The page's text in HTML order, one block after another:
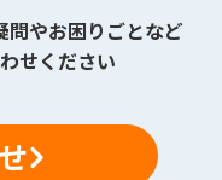
問やお困りごとなど
せください